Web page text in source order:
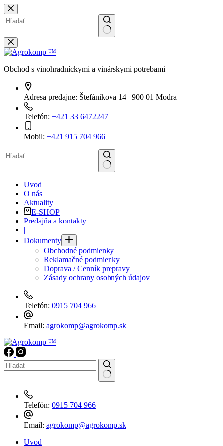
Skip
to
content
No
results
Obchod s vinohradníckymi a vinárskymi potrebami
Adresa predajne: Štefánikova 14 | 900 01 Modra
Telefón: +421 33 6472247
Mobil: +421 915 704 966
results Uvod
O nás
Aktuality
E-SHOP
Predajňa a kontakty
|
Dokumenty
Obchodné podmienky
Reklamačné podmienky
Doprava / Cenník prepravy
Zásady ochrany osobných údajov
Telefón: 0915 704 966
Email: agrokomp@agrokomp.sk
results
Telefón: 0915 704 966
Email: agrokomp@agrokomp.sk
Uvod